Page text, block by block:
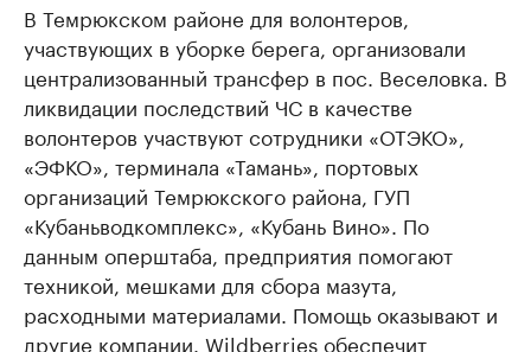
В Темрюкском районе для волонтеров,
участвующих в уборке берега, организовали
централизованный трансфер в пос. Веселовка. В
ликвидации последствий ЧС в качестве
волонтеров участвуют сотрудники «ОТЭКО»,
«ЭФКО», терминала «Тамань», портовых
организаций Темрюкского района, ГУП
«Кубаньводкомплекс», «Кубань Вино». По
данным оперштаба, предприятия помогают
техникой, мешками для сбора мазута,
расходными материалами. Помощь оказывают и
другие компании. Wildberries обеспечит